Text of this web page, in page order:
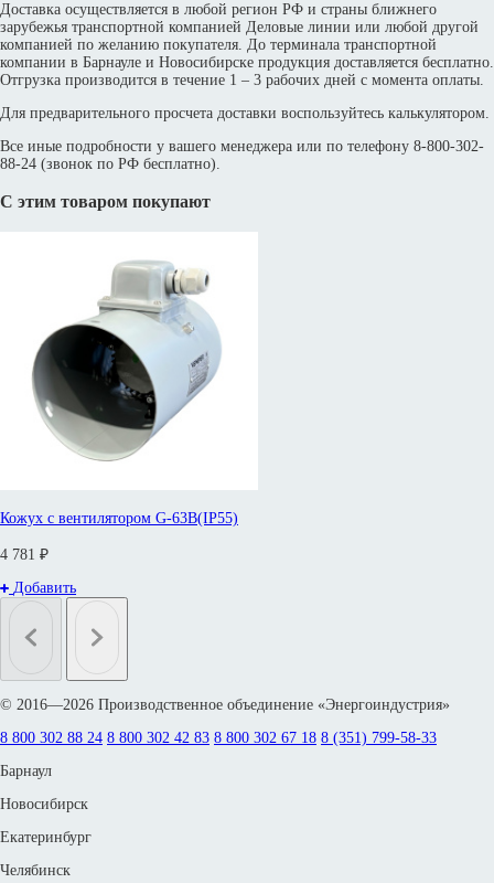
Доставка осуществляется в любой регион РФ и страны ближнего
зарубежья транспортной компанией Деловые линии или любой другой
компанией по желанию покупателя. До терминала транспортной
компании в Барнауле и Новосибирске продукция доставляется бесплатно.
Отгрузка производится в течение 1 – 3 рабочих дней с момента оплаты.
Для предварительного просчета доставки воспользуйтесь калькулятором.
Все иные подробности у вашего менеджера или по телефону 8-800-302-
88-24 (звонок по РФ бесплатно).
С этим товаром покупают
Кожух с вентилятором G-63B(IP55)
4 781 ₽
Добавить
© 2016—2026 Производственное объединение «Энергоиндустрия»
8 800 302 88 24 8 800 302 42 83 8 800 302 67 18 8 (351) 799-58-33
Барнаул
Новосибирск
Екатеринбург
Челябинск